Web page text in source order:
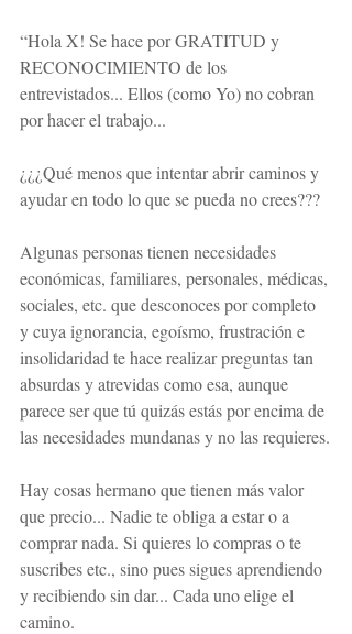
“Hola X! Se hace por GRATITUD y
RECONOCIMIENTO de los
entrevistados... Ellos (como Yo) no cobran
por hacer el trabajo...
¿¿¿Qué menos que intentar abrir caminos y
ayudar en todo lo que se pueda no crees???
Algunas personas tienen necesidades
económicas, familiares, personales, médicas,
sociales, etc. que desconoces por completo
y cuya ignorancia, egoísmo, frustración e
insolidaridad te hace realizar preguntas tan
absurdas y atrevidas como esa, aunque
parece ser que tú quizás estás por encima de
las necesidades mundanas y no las requieres.
Hay cosas hermano que tienen más valor
que precio... Nadie te obliga a estar o a
comprar nada. Si quieres lo compras o te
suscribes etc., sino pues sigues aprendiendo
y recibiendo sin dar... Cada uno elige el
camino.